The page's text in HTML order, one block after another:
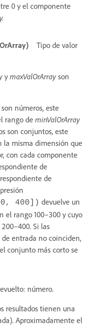
0 y el componente
Tipo de valor
y maxValOrArray son
son números, este
rango de minValOrArray
son conjuntos, este
la misma dimensión que
con cada componente
de
de
400]) devuelve un
el rango 100–300 y cuyo
Si las
entrada no coinciden,
conjunto más corto se
número.
resultados tienen una
Aproximadamente el